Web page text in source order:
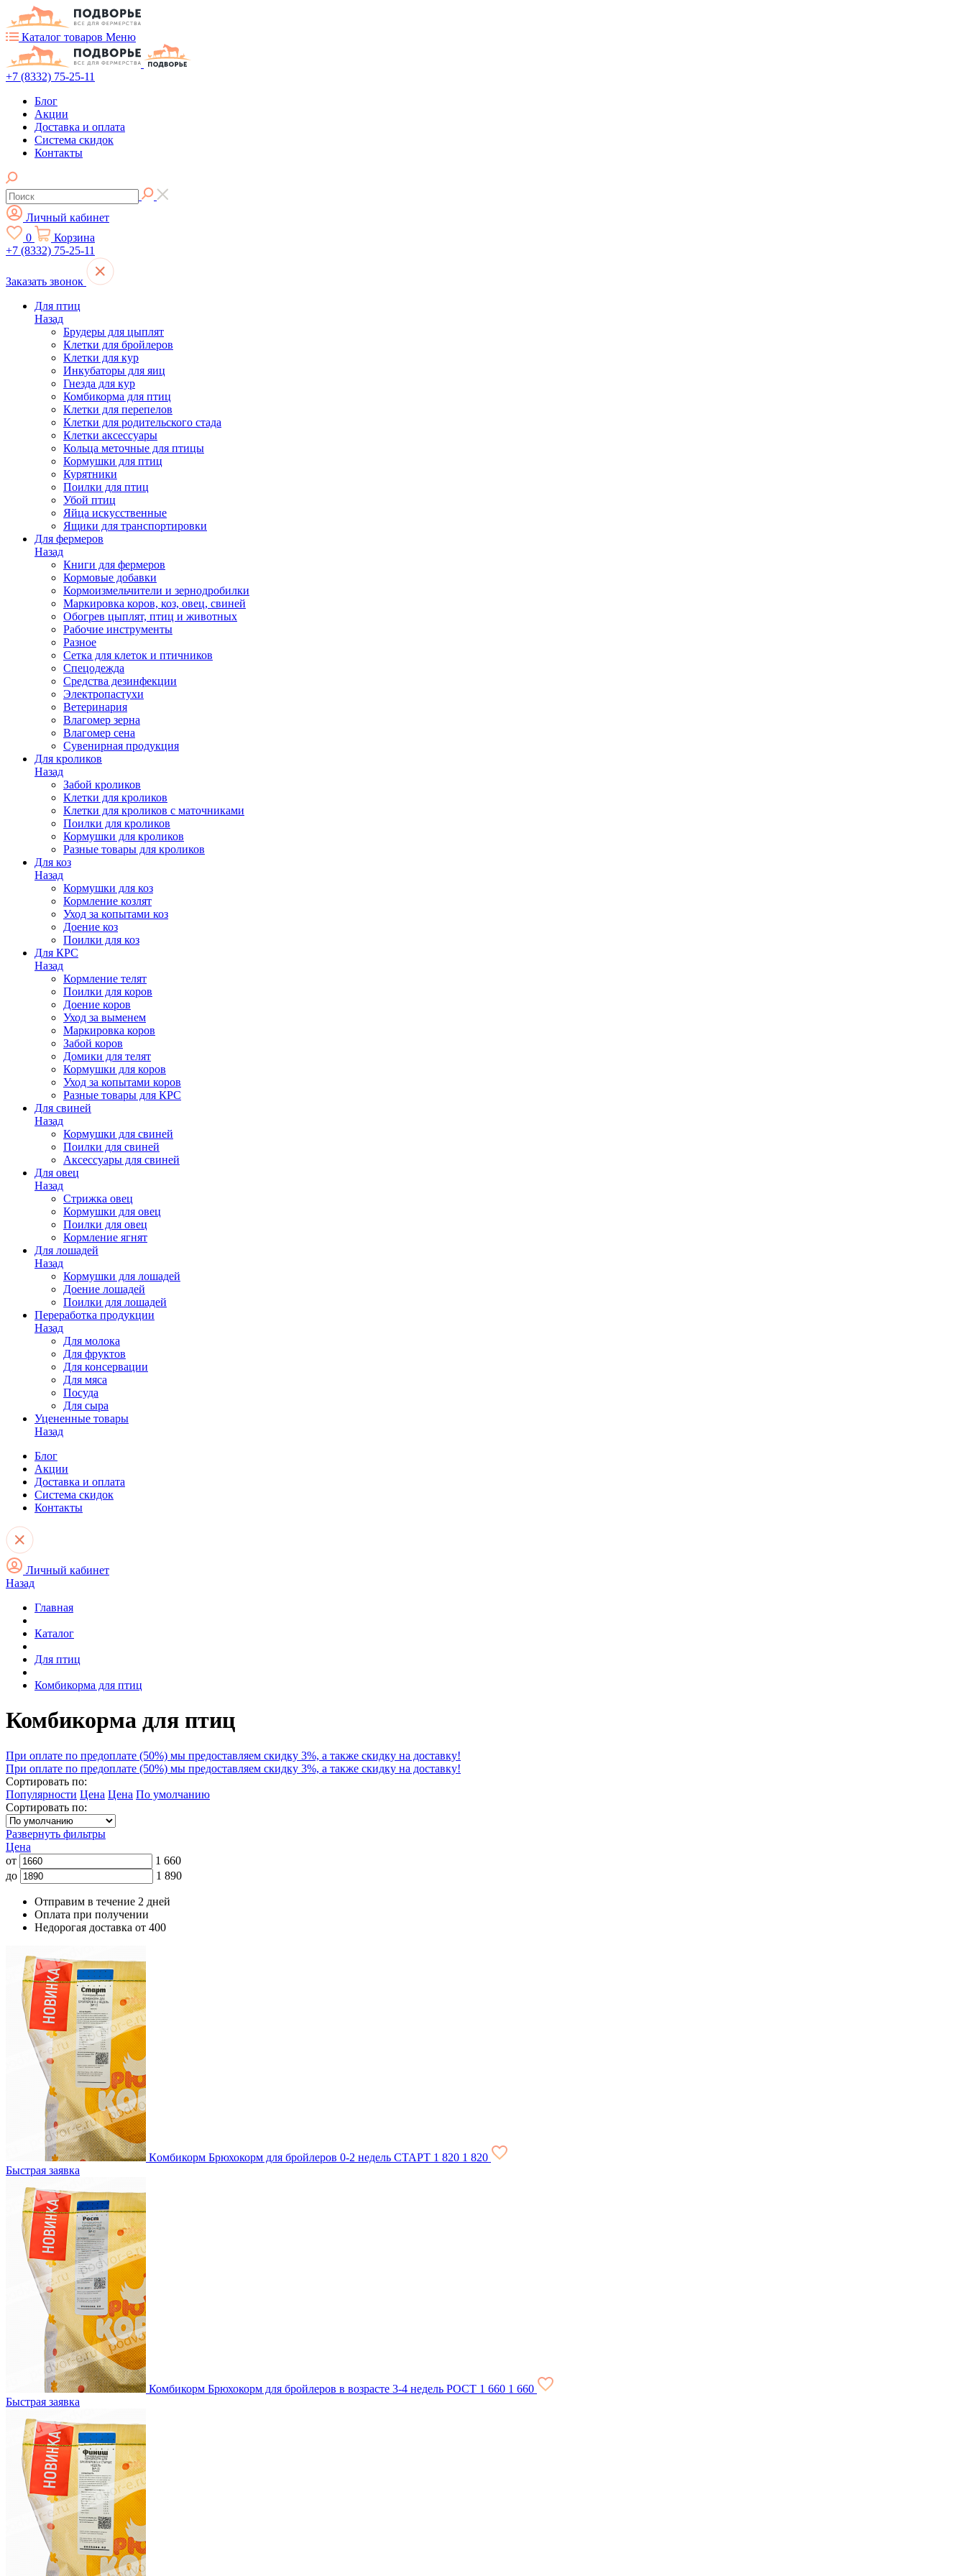
Каталог товаров Меню
+7 (8332) 75-25-11
Блог
Акции
Доставка и оплата
Система скидок
Контакты
Личный кабинет
0
Корзина
+7 (8332) 75-25-11
Заказать звонок
Для птиц
Назад
Брудеры для цыплят
Клетки для бройлеров
Клетки для кур
Инкубаторы для яиц
Гнезда для кур
Комбикорма для птиц
Клетки для перепелов
Клетки для родительского стада
Клетки аксессуары
Кольца меточные для птицы
Кормушки для птиц
Курятники
Поилки для птиц
Убой птиц
Яйца искусственные
Ящики для транспортировки
Для фермеров
Назад
Книги для фермеров
Кормовые добавки
Кормоизмельчители и зернодробилки
Маркировка коров, коз, овец, свиней
Обогрев цыплят, птиц и животных
Рабочие инструменты
Разное
Сетка для клеток и птичников
Спецодежда
Средства дезинфекции
Электропастухи
Ветеринария
Влагомер зерна
Влагомер сена
Сувенирная продукция
Для кроликов
Назад
Забой кроликов
Клетки для кроликов
Клетки для кроликов с маточниками
Поилки для кроликов
Кормушки для кроликов
Разные товары для кроликов
Для коз
Назад
Кормушки для коз
Кормление козлят
Уход за копытами коз
Доение коз
Поилки для коз
Для КРС
Назад
Кормление телят
Поилки для коров
Доение коров
Уход за выменем
Маркировка коров
Забой коров
Домики для телят
Кормушки для коров
Уход за копытами коров
Разные товары для КРС
Для свиней
Назад
Кормушки для свиней
Поилки для свиней
Аксессуары для свиней
Для овец
Назад
Стрижка овец
Кормушки для овец
Поилки для овец
Кормление ягнят
Для лошадей
Назад
Кормушки для лошадей
Доение лошадей
Поилки для лошадей
Переработка продукции
Назад
Для молока
Для фруктов
Для консервации
Для мяса
Посуда
Для сыра
Уцененные товары
Назад
Блог
Акции
Доставка и оплата
Система скидок
Контакты
Личный кабинет
Назад
Главная
Каталог
Для птиц
Комбикорма для птиц
Комбикорма для птиц
При оплате по предоплате (50%) мы предоставляем скидку 3%, а также скидку на доставку!
При оплате по предоплате (50%) мы предоставляем скидку 3%, а также скидку на доставку!
Сортировать по:
Популярности Цена Цена По умолчанию
Сортировать по:
Развернуть фильтры
Цена
от
1 660
до
1 890
Отправим в течение 2 дней
Оплата при получении
Недорогая доставка от 400
Кoмбикорм Брюхокорм для бройлеров 0-2 недель СТАРТ 1 820 1 820
Быстрая заявка
Комбикорм Брюхокорм для бройлеров в возрасте 3-4 недель РОСТ 1 660 1 660
Быстрая заявка